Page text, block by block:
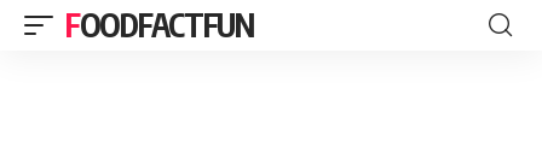
FOODFACTFUN